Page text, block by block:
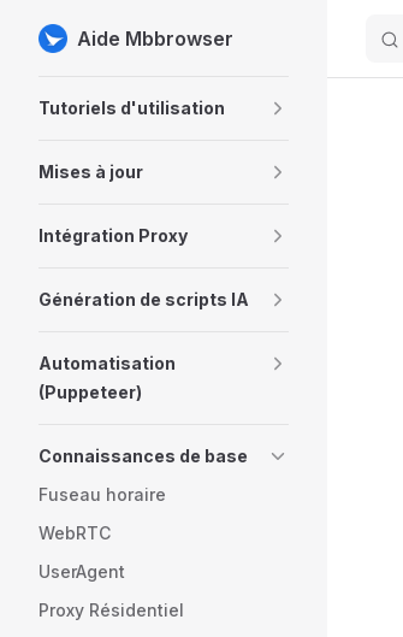
Skip to content
Aide Mbbrowser
Tutoriels d'utilisation
Mises à jour
Intégration Proxy
Génération de scripts IA
Automatisation
(Puppeteer)
Connaissances de base
Fuseau horaire
WebRTC
UserAgent
Proxy Résidentiel